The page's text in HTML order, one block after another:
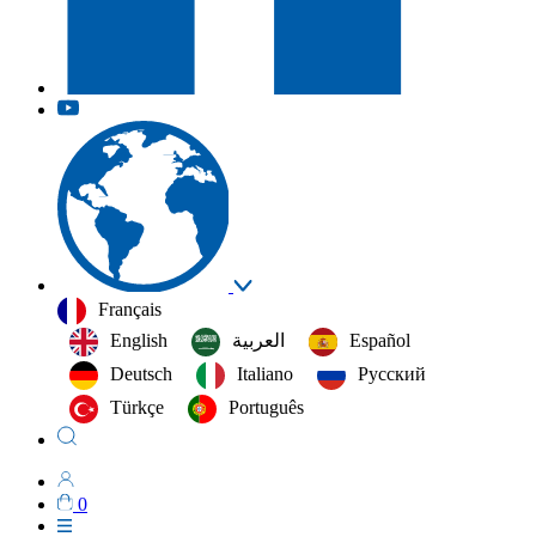
Français
English
العربية‏
Español
Deutsch
Italiano
Русский
Türkçe
Português
0